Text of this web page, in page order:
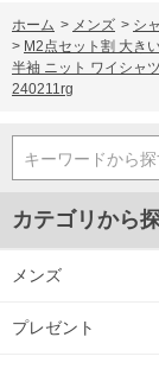
ホーム > メンズ > シ
> M2点セット割 大き
半袖 ニット ワイシャ
240211rg
キーワードから探
カテゴリから
メンズ
プレゼント